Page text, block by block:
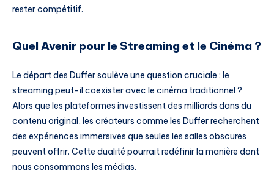
rester compétitif.
Quel Avenir pour le Streaming et le Cinéma ?
Le départ des Duffer soulève une question cruciale : le
streaming peut-il coexister avec le cinéma traditionnel ?
Alors que les plateformes investissent des milliards dans du
contenu original, les créateurs comme les Duffer recherchent
des expériences immersives que seules les salles obscures
peuvent offrir. Cette dualité pourrait redéfinir la manière dont
nous consommons les médias.